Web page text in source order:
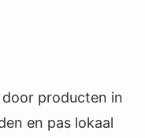
producten in
en pas lokaal